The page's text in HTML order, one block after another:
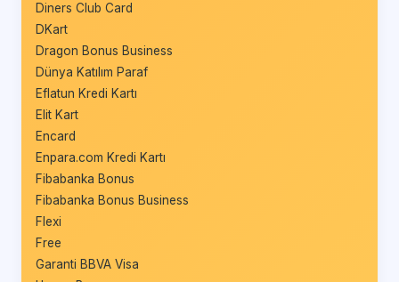
Diners Club Card
DKart
Dragon Bonus Business
Dünya Katılım Paraf
Eflatun Kredi Kartı
Elit Kart
Encard
Enpara.com Kredi Kartı
Fibabanka Bonus
Fibabanka Bonus Business
Flexi
Free
Garanti BBVA Visa